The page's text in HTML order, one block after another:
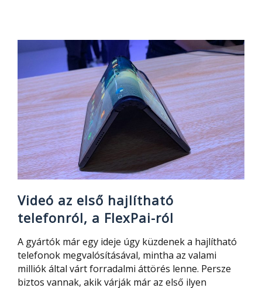
–
ezt
nem
kell
féltened!
Videó az első hajlítható
telefonról, a FlexPai-ról
A gyártók már egy ideje úgy küzdenek a hajlítható
telefonok megvalósításával, mintha az valami
milliók által várt forradalmi áttörés lenne. Persze
biztos vannak, akik várják már az első ilyen